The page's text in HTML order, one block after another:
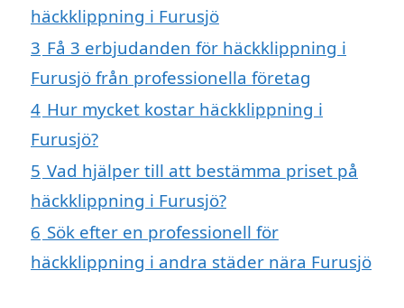
häckklippning i Furusjö
3 Få 3 erbjudanden för häckklippning i
Furusjö från professionella företag
4 Hur mycket kostar häckklippning i
Furusjö?
5 Vad hjälper till att bestämma priset på
häckklippning i Furusjö?
6 Sök efter en professionell för
häckklippning i andra städer nära Furusjö